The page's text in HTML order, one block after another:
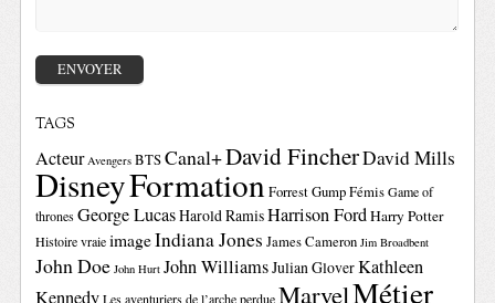
TAGS
Acteur Avengers BTSCanal+David FincherDavid Mills
DisneyFormationForrest GumpFémis Game of
thrones George LucasHarold RamisHarrison FordHarry Potter
Histoire vraie imageIndiana Jones James Cameron Jim Broadbent
John Doe John Hurt John WilliamsJulian GloverKathleen
Kennedy Les aventuriers de l’arche perdue MarvelMétier